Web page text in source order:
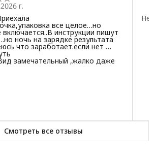
г.
все целое…но
включается..В инструкции пишут
ночь на зарядке результата
что заработает.если нет …
замечательный ,жалко даже
Смотреть все отзывы